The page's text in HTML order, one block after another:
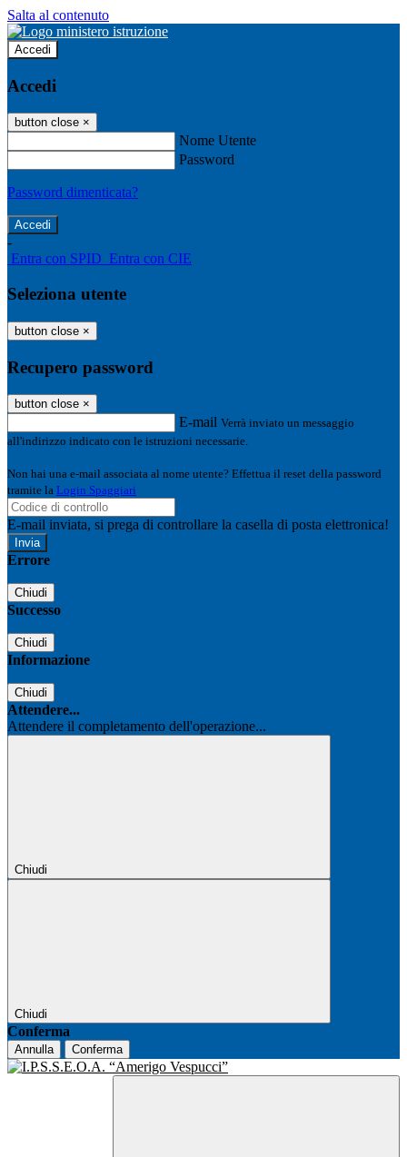
Salta al contenuto
Accedi
Accedi
button close ×
Nome Utente
Password
Password dimenticata?
-
Entra con SPID Entra con CIE
Seleziona utente
button close ×
Recupero password
button close ×
E-mail Verrà inviato un messaggio
all'indirizzo indicato con le istruzioni necessarie.
Non hai una e-mail associata al nome utente? Effettua il reset della password
tramite la Login Spaggiari
E-mail inviata, si prega di controllare la casella di posta elettronica!
Errore
Chiudi
Successo
Chiudi
Informazione
Chiudi
Attendere...
Attendere il completamento dell'operazione...
Chiudi
Chiudi
Conferma
Annulla Conferma